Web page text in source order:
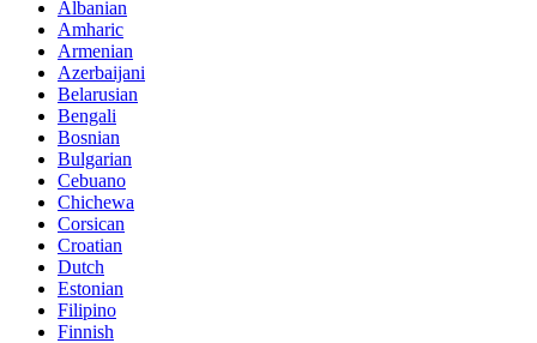
Albanian
Amharic
Armenian
Azerbaijani
Belarusian
Bengali
Bosnian
Bulgarian
Cebuano
Chichewa
Corsican
Croatian
Dutch
Estonian
Filipino
Finnish